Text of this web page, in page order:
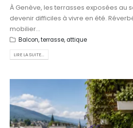
À Genève, les terrasses exposées au
devenir difficiles à vivre en été.
mobilier...
Balcon, terrasse, attique
LIRE LA SUITE...